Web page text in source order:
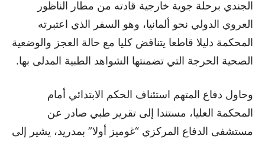
الجندي برحلة جوية خارجية قادته من مطار الناظور
العروي الدولي نحو ألمانيا، وهو السفر الذي اعتبرته
المحكمة دليلا قاطعا يتناقض كليا مع حالة العجز والوضعية
الصحية الحرجة التي تضمنتها الشواهد الطبية المدلى بها.
وحاول دفاع المتهم استئناف الحكم الابتدائي أمام
المحكمة العليا، مستندا إلى تقرير طبي صادر عن
مستشفى الدفاع المركزي “غوميز أولا” بمدريد، يشير إلى